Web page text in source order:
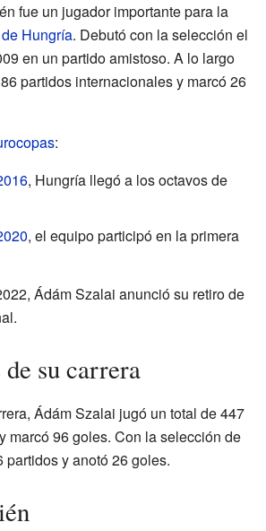
fue un jugador importante para la
Hungría. Debutó con la selección el
en un partido amistoso. A lo largo
partidos internacionales y marcó 26
:
, Hungría llegó a los octavos de
, el equipo participó en la primera
Ádám Szalai anunció su retiro de
su carrera
Ádám Szalai jugó un total de 447
marcó 96 goles. Con la selección de
partidos y anotó 26 goles.